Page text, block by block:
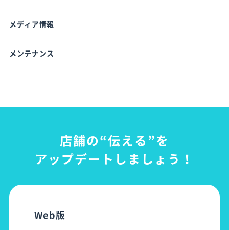
メディア情報
メンテナンス
店舗の“伝える”を
アップデートしましょう！
Web版